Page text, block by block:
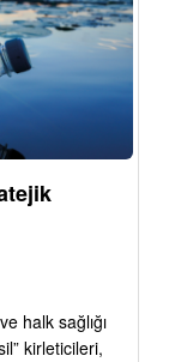
halk sağlığı
kirleticileri,